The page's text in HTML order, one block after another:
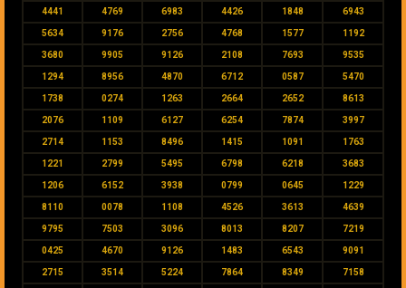
4441 4769 6983 4426 1848 6943
5634 9176 2756 4768 1577 1192
3680 9905 9126 2108 7693 9535
1294 8956 4870 6712 0587 5470
1738 0274 1263 2664 2652 8613
2076 1109 6127 6254 7874 3997
2714 1153 8496 1415 1091 1763
1221 2799 5495 6798 6218 3683
1206 6152 3938 0799 0645 1229
8110 0078 1108 4526 3613 4639
9795 7503 3096 8013 8207 7219
0425 4670 9126 1483 6543 9091
2715 3514 5224 7864 8349 7158